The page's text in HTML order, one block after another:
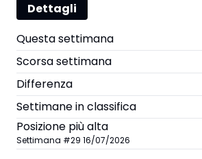
Dettagli
Questa settimana
Scorsa settimana
Differenza
Settimane in classifica
Posizione più alta
Settimana #29 16/07/2026